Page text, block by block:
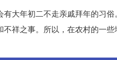
有大年初二不走亲戚拜年的习
不祥之事。所以，在农村的一